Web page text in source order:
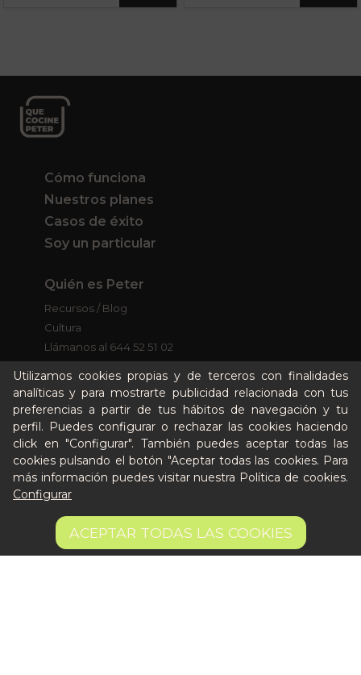
AÑADIR A LA CESTA
Utilizamos cookies propias y de terceros con finalidades
analíticas y para mostrarte publicidad relacionada con tus
preferencias a partir de tus hábitos de navegación y tu
perfil. Puedes configurar o rechazar las cookies haciendo
click en "Configurar". También puedes aceptar todas las
cookies pulsando el botón "Aceptar todas las cookies. Para
más información puedes visitar nuestra Política de cookies.
Configurar
ACEPTAR TODAS LAS COOKIES
Cómo funciona
Nuestros planes
Casos de éxito
Soy un particular
Quién es Peter
Recursos / Blog
Cultura
Llámanos al 644 52 51 02
Escríbenos al correo
De lunes a viernes de 8:30 a 14:00
Quiero ser partner de Peter